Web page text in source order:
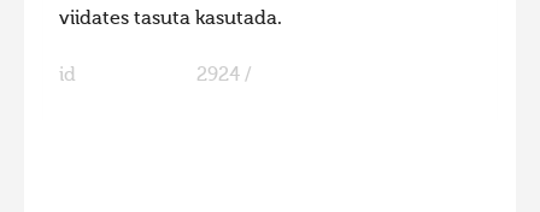
viidates tasuta kasutada.
id 2924 /